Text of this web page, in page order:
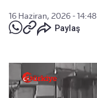
16 Haziran, 2026 - 14:48
Paylaş